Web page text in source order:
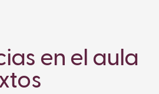
en el aula